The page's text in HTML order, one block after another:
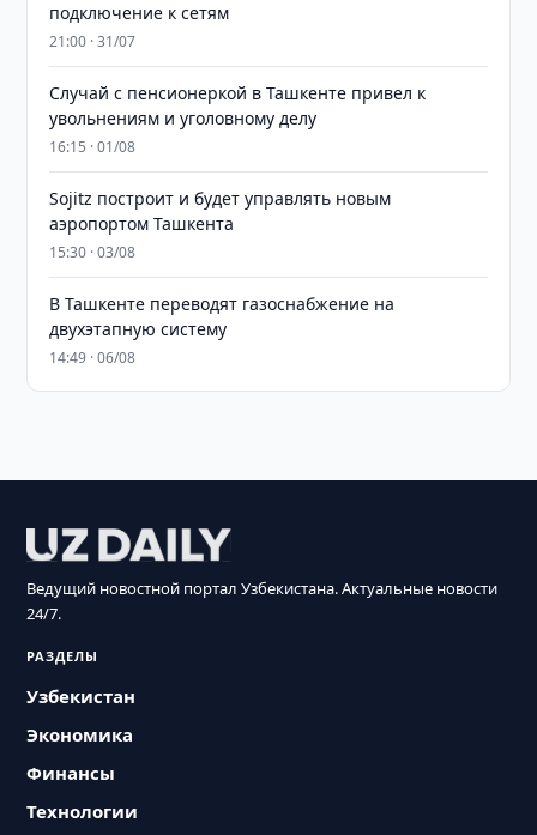
подключение к сетям
21:00 · 31/07
Случай с пенсионеркой в Ташкенте привел к
увольнениям и уголовному делу
16:15 · 01/08
Sojitz построит и будет управлять новым
аэропортом Ташкента
15:30 · 03/08
В Ташкенте переводят газоснабжение на
двухэтапную систему
14:49 · 06/08
Ведущий новостной портал Узбекистана. Актуальные новости
24/7.
РАЗДЕЛЫ
Узбекистан
Экономика
Финансы
Технологии